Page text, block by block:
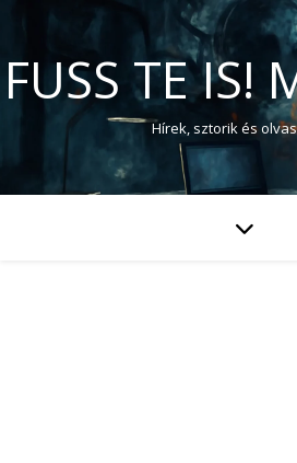
FUSS TE IS!
Hírek, sztorik és